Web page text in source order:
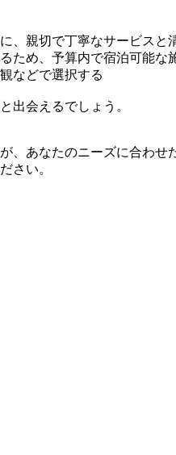
、親切で丁寧なサービスと
ため、予算内で宿泊可能な
などで選択する
出会えるでしょう。
、あなたのニーズに合わせ
さい。